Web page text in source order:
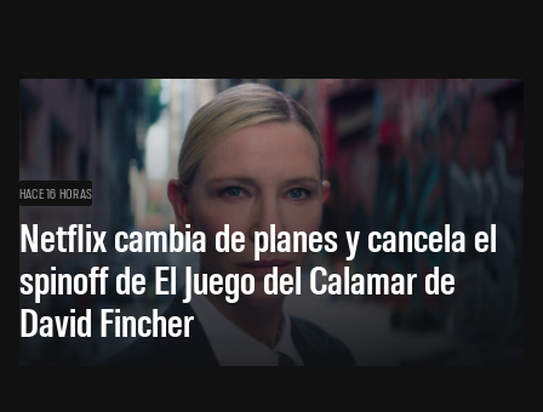
HACE 16 HORAS
Netflix cambia de planes y cancela el
spinoff de El Juego del Calamar de
David Fincher